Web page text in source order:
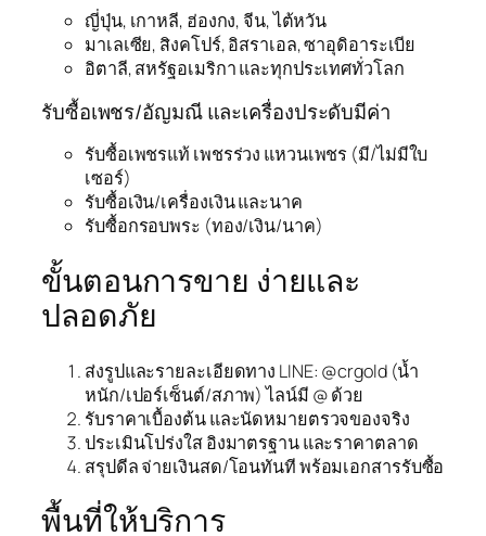
ญี่ปุ่น, เกาหลี, ฮ่องกง, จีน, ไต้หวัน
มาเลเซีย, สิงคโปร์, อิสราเอล, ซาอุดิอาระเบีย
อิตาลี, สหรัฐอเมริกา และทุกประเทศทั่วโลก
รับซื้อเพชร/อัญมณี และเครื่องประดับมีค่า
รับซื้อเพชรแท้ เพชรร่วง แหวนเพชร (มี/ไม่มีใบ
เซอร์)
รับซื้อเงิน/เครื่องเงิน และนาค
รับซื้อกรอบพระ (ทอง/เงิน/นาค)
ขั้นตอนการขาย ง่ายและ
ปลอดภัย
ส่งรูปและรายละเอียดทาง LINE: @crgold (น้ำ
หนัก/เปอร์เซ็นต์/สภาพ) ไลน์มี @ ด้วย
รับราคาเบื้องต้น และนัดหมายตรวจของจริง
ประเมินโปร่งใส อิงมาตรฐาน และราคาตลาด
สรุปดีล จ่ายเงินสด/โอนทันที พร้อมเอกสารรับซื้อ
พื้นที่ให้บริการ